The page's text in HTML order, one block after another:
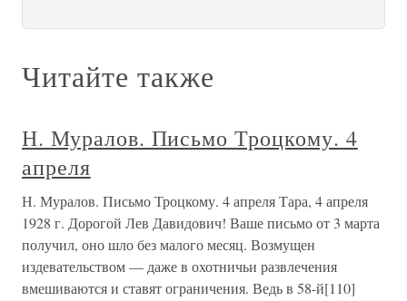
Читайте также
Н. Муралов. Письмо Троцкому. 4
апреля
Н. Муралов. Письмо Троцкому. 4 апреля Тара, 4 апреля
1928 г. Дорогой Лев Давидович! Ваше письмо от 3 марта
получил, оно шло без малого месяц. Возмущен
издевательством — даже в охотничьи развлечения
вмешиваются и ставят ограничения. Ведь в 58-й[110]